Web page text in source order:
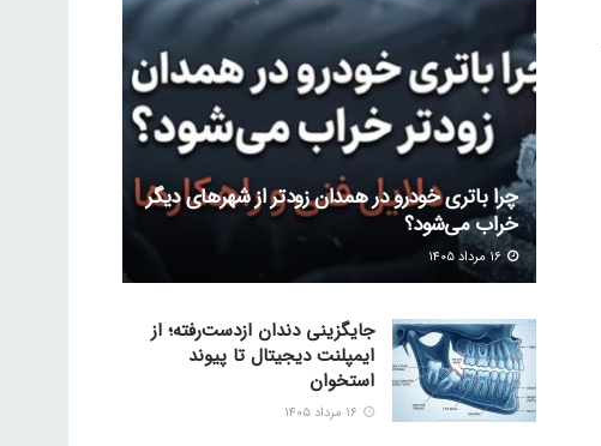
چرا باتری خودرو در همدان زودتر از شهرهای دیگر
خراب می‌شود؟
جایگزینی دندان ازدست‌رفته؛ از
ایمپلنت دیجیتال تا پیوند
استخوان